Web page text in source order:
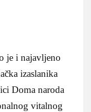
je i najavljeno
izaslanika
Doma naroda
vitalnog